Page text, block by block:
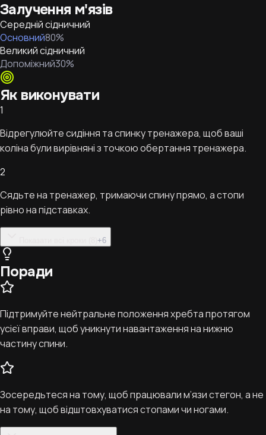
Залучення м'язів
Середній сідничний
Основний80%
Великий сідничний
Допоміжний30%
Як виконувати
1
Відрегулюйте сидіння та спинку тренажера, щоб ваші
коліна були вирівняні з точкою обертання тренажера.
2
Сядьте на тренажер, тримаючи спину прямо, а стопи
рівно на підставках.
+6
Поради
Підтримуйте нейтральне положення хребта протягом
усієї вправи, щоб уникнути навантаження на нижню
частину спини.
Зосередьтеся на тому, щоб працювали м’язи стегон, а не
на тому, щоб відштовхуватися стопами чи ногами.